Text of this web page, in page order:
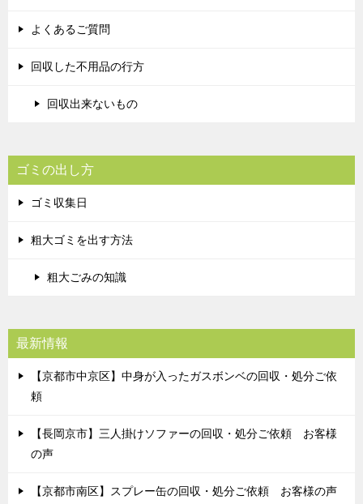
よくあるご質問
回収した不用品の行方
回収出来ないもの
ゴミの出し方
ゴミ収集日
粗大ゴミを出す方法
粗大ごみの知識
最新情報
【京都市中京区】中身が入ったガスボンベの回収・処分ご依
頼
【長岡京市】三人掛けソファーの回収・処分ご依頼 お客様
の声
【京都市南区】スプレー缶の回収・処分ご依頼 お客様の声